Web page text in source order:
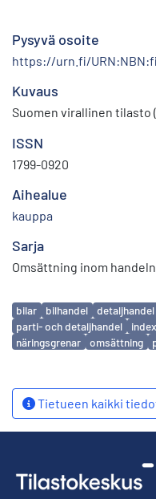
Pysyvä osoite
https://urn.fi/
Kuvaus
Suomen virallinen tilasto
ISSN
1799-0920
Aihealue
kauppa
Sarja
Omsättning inom handeln
Avainsanat
bilar bilhandel detaljhandel
parti- och detaljhandel
index
näringsgrenar
omsättning
Tietueen kaikki